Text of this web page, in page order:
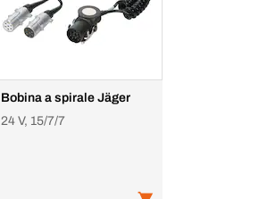
Bobina a spirale Jäger
24 V, 15/7/7